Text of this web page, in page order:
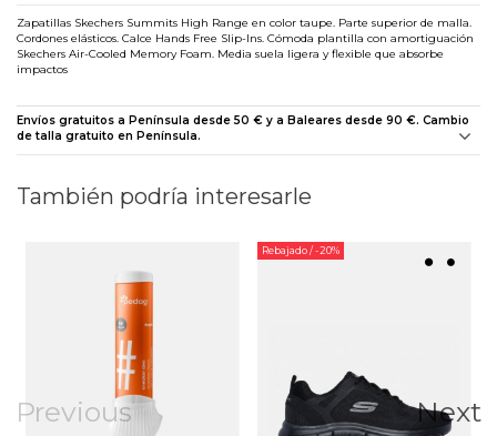
Zapatillas Skechers Summits High Range en color taupe. Parte superior de malla.
Cordones elásticos. Calce Hands Free Slip-Ins. Cómoda plantilla con amortiguación
Skechers Air-Cooled Memory Foam. Media suela ligera y flexible que absorbe
impactos
Envíos gratuitos a Península desde 50 € y a Baleares desde 90 €. Cambio
de talla gratuito en Península.
También podría interesarle
Previous
Rebajado/ -20%
Next